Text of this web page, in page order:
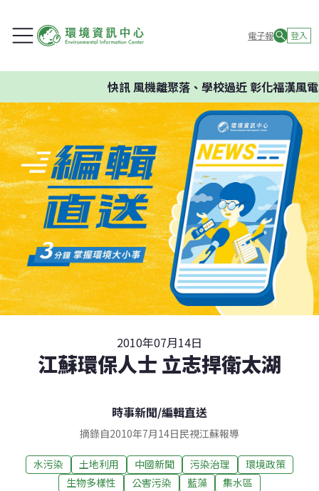
電子報 登入
快訊風機離聚落、學校過近 彰化福漢風電
2010年07月14日
江蘇環保人士 立志捍衛太湖
時事新聞/編輯直送
摘錄自2010年7月14日民視江蘇報導
水污染 土地利用 中國新聞 污染治理
環境政策
生物多樣性
公害污染 藍藻 集水區